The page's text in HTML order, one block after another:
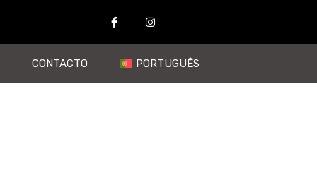
CONTACTO PORTUGUÊS